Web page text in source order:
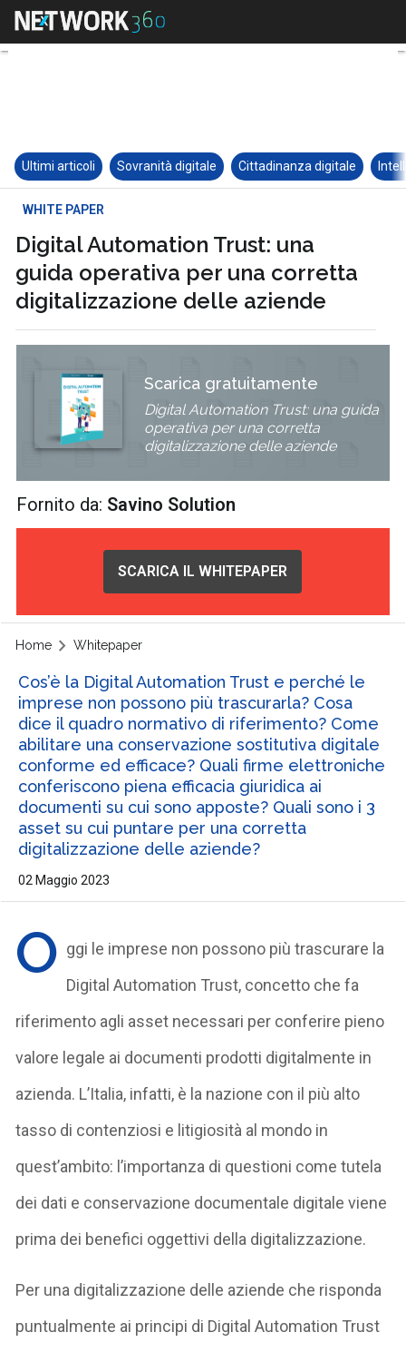
Ultimi articoli Sovranità digitale Cittadinanza digitale
WHITE PAPER
Digital Automation Trust: una
guida operativa per una corretta
digitalizzazione delle aziende
Scarica gratuitamente
Digital Automation Trust: una guida
operativa per una corretta
digitalizzazione delle aziende
Fornito da: Savino Solution
SCARICA IL WHITEPAPER
Home Whitepaper
Cos’è la Digital Automation Trust e perché le
imprese non possono più trascurarla? Cosa
dice il quadro normativo di riferimento? Come
abilitare una conservazione sostitutiva digitale
conforme ed efficace? Quali firme elettroniche
conferiscono piena efficacia giuridica ai
documenti su cui sono apposte? Quali sono i 3
asset su cui puntare per una corretta
digitalizzazione delle aziende?
02 Maggio 2023
O ggi le imprese non possono più trascurare la
Digital Automation Trust, concetto che fa
riferimento agli asset necessari per conferire pieno
valore legale ai documenti prodotti digitalmente in
azienda. L’Italia, infatti, è la nazione con il più alto
tasso di contenziosi e litigiosità al mondo in
quest’ambito: l’importanza di questioni come tutela
dei dati e conservazione documentale digitale viene
prima dei benefici oggettivi della digitalizzazione.
Per una digitalizzazione delle aziende che risponda
puntualmente ai principi di Digital Automation Trust